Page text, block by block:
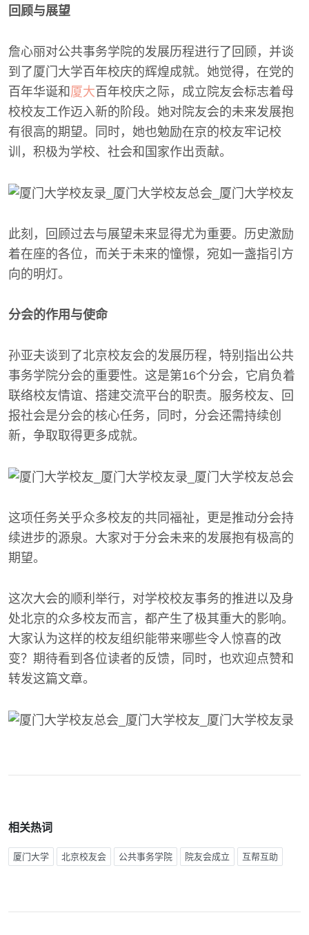
回顾与展望
詹心丽对公共事务学院的发展历程进行了回顾，并谈
到了厦门大学百年校庆的辉煌成就。她觉得，在党的
百年华诞和 厦大 百年校庆之际，成立院友会标志着母
校校友工作迈入新的阶段。她对院友会的未来发展抱
有很高的期望。同时，她也勉励在京的校友牢记校
训，积极为学校、社会和国家作出贡献。
此刻，回顾过去与展望未来显得尤为重要。历史激励
着在座的各位，而关于未来的憧憬，宛如一盏指引方
向的明灯。
分会的作用与使命
孙亚夫谈到了北京校友会的发展历程，特别指出公共
事务学院分会的重要性。这是第16个分会，它肩负着
联络校友情谊、搭建交流平台的职责。服务校友、回
报社会是分会的核心任务，同时，分会还需持续创
新，争取取得更多成就。
这项任务关乎众多校友的共同福祉，更是推动分会持
续进步的源泉。大家对于分会未来的发展抱有极高的
期望。
这次大会的顺利举行，对学校校友事务的推进以及身
处北京的众多校友而言，都产生了极其重大的影响。
大家认为这样的校友组织能带来哪些令人惊喜的改
变？期待看到各位读者的反馈，同时，也欢迎点赞和
转发这篇文章。
相关热词
厦门大学 北京校友会 公共事务学院 院友会成立 互帮互助